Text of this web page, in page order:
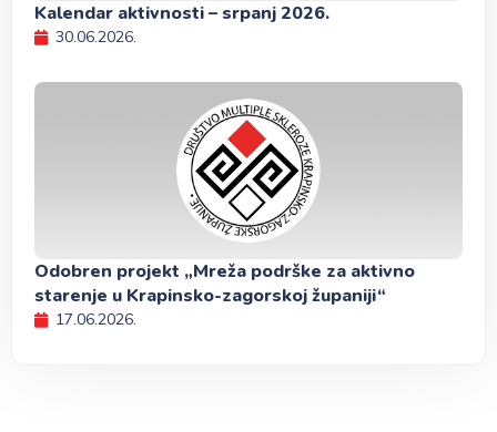
Kalendar aktivnosti – srpanj 2026.
30.06.2026.
Odobren projekt „Mreža podrške za aktivno
starenje u Krapinsko-zagorskoj županiji“
17.06.2026.